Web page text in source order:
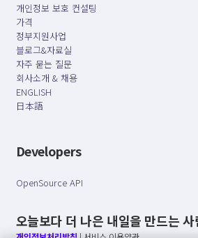
개인정보 보호 컨설팅
가격
정부지원사업
블로그&자료실
자주 묻는 질문
회사소개 & 채용
ENGLISH
日本語
Developers
OpenSource API
오늘보다 더 나은 내일을 만드는 사